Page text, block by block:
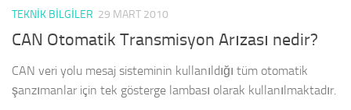
TEKNIK BILGILER 29 MART 2010
CAN Otomatik Transmisyon Arızası nedir?
CAN veri yolu mesaj sisteminin kullanıldığı tüm otomatik
şanzımanlar için tek gösterge lambası olarak kullanılmaktadır.